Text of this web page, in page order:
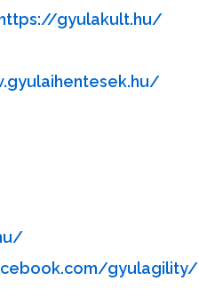
https://gyulakult.hu/
gyulagility/